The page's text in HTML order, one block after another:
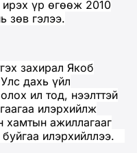
үр өгөөж 2010
зөв гэлээ.
захирал Якоб
дахь үйл
ил тод, нээлттэй
илэрхийлж
хамтын ажиллагааг
илэрхийллээ.